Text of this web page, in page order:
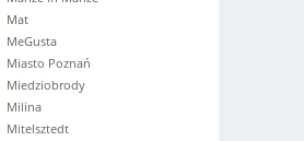
Mat
MeGusta
Miasto Poznań
Miedziobrody
Milina
Mitelsztedt